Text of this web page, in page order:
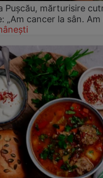
Pușcău, mărturisire
„Am cancer la sân.